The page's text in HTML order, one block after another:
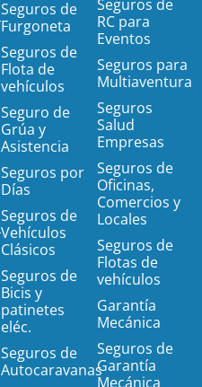
Seguros de
Furgoneta
Seguros de
Flota de
vehículos
Seguro de
Grúa y
Asistencia
Seguros por
Días
Seguros de
Vehículos
Clásicos
Seguros de
Bicis y
patinetes
eléc.
Seguros de
Autocaravanas
Seguros de
RC para
Eventos
Seguros para
Multiaventura
Seguros
Salud
Empresas
Seguros de
Oficinas,
Comercios y
Locales
Seguros de
Flotas de
vehículos
Garantía
Mecánica
Seguros de
Garantía
Mecánica